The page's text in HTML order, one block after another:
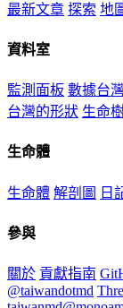
最新文章 探索 地
資料室
監測面板 數據台灣
台灣的形狀 生命
生命體
生命體 解剖圖 日
參與
關於 貢獻指南
@taiwandotmd